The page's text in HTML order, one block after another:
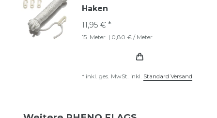
Haken
11,95 € *
15 Meter | 0,80 € / Meter
* inkl. ges. MwSt. inkl. Standard Versand